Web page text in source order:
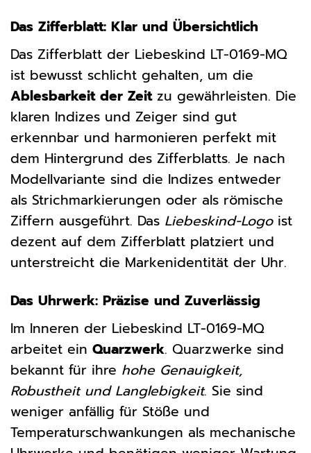
Das Zifferblatt: Klar und Übersichtlich
Das Zifferblatt der Liebeskind LT-0169-MQ
ist bewusst schlicht gehalten, um die
Ablesbarkeit der Zeitzu gewährleisten. Die
klaren Indizes und Zeiger sind gut
erkennbar und harmonieren perfekt mit
dem Hintergrund des Zifferblatts. Je nach
Modellvariante sind die Indizes entweder
als Strichmarkierungen oder als römische
Ziffern ausgeführt. Das Liebeskind-Logoist
dezent auf dem Zifferblatt platziert und
unterstreicht die Markenidentität der Uhr.
Das Uhrwerk: Präzise und Zuverlässig
Im Inneren der Liebeskind LT-0169-MQ
arbeitet ein Quarzwerk. Quarzwerke sind
bekannt für ihre hohe Genauigkeit,
Robustheit und Langlebigkeit. Sie sind
weniger anfällig für Stöße und
Temperaturschwankungen als mechanische